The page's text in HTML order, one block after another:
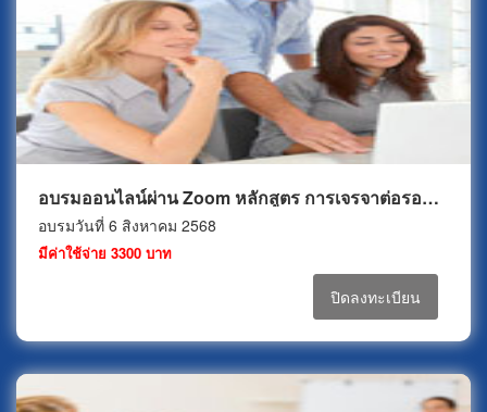
อบรมออนไลน์ผ่าน Zoom หลักสูตร การเจรจาต่อรอง และการทำข้อตกลงเพื่อ..งานจัดซื้อ (Negotiation & Agreement for Purchasing)
อบรมวันที่ 6 สิงหาคม 2568
มีค่าใช้จ่าย 3300 บาท
ปิดลงทะเบียน